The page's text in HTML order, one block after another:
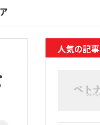
人気の記事